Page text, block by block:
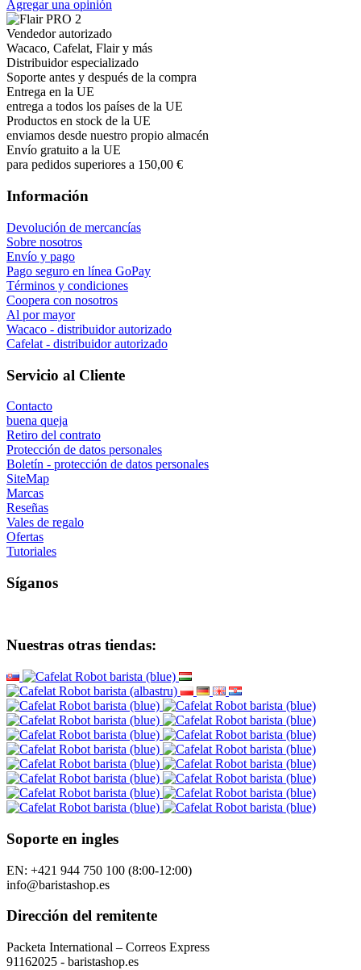
Agregar una opinión
Vendedor autorizado
Wacaco, Cafelat, Flair y más
Distribuidor especializado
Soporte antes y después de la compra
Entrega en la UE
entrega a todos los países de la UE
Productos en stock de la UE
enviamos desde nuestro propio almacén
Envío gratuito a la UE
para pedidos superiores a 150,00 €
Información
Devolución de mercancías
Sobre nosotros
Envío y pago
Pago seguro en línea GoPay
Términos y condiciones
Coopera con nosotros
Al por mayor
Wacaco - distribuidor autorizado
Cafelat - distribuidor autorizado
Servicio al Cliente
Contacto
buena queja
Retiro del contrato
Protección de datos personales
Boletín - protección de datos personales
SiteMap
Marcas
Reseñas
Vales de regalo
Ofertas
Tutoriales
Síganos
Nuestras otras tiendas:
Soporte en ingles
EN: +421 944 750 100 (8:00-12:00)
info@baristashop.es
Dirección del remitente
Packeta International – Correos Express
91162025 - baristashop.es